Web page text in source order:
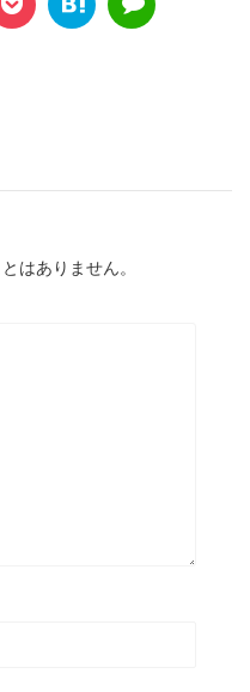
はありません。